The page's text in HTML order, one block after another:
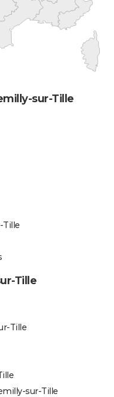
sur-Tille
Tille
Tille
Tille
sur-Tille